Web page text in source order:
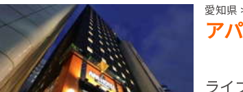
愛知県
ア
ライ